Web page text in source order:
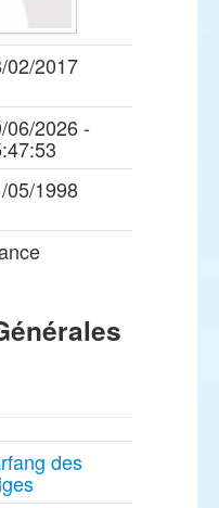
02/2017
06/2026 -
05/1998
des